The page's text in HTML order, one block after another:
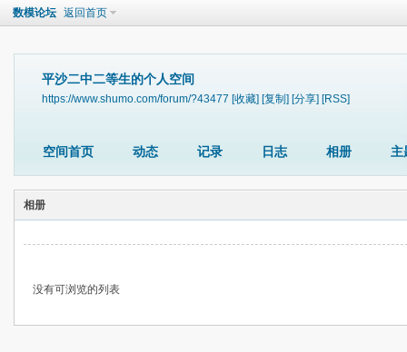
数模论坛 返回首页
平沙二中二等生的个人空间
https://www.shumo.com/forum/?43477 [收藏] [复制] [分享] [RSS]
空间首页 动态 记录 日志 相册 主
相册
没有可浏览的列表